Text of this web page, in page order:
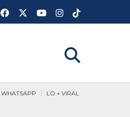
LO + VIRAL
WHATSAPP